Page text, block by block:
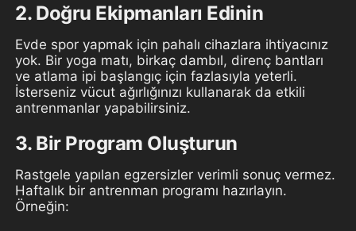
2. Doğru Ekipmanları Edinin
Evde spor yapmak için pahalı cihazlara ihtiyacınız
yok. Bir yoga matı, birkaç dambıl, direnç bantları
ve atlama ipi başlangıç için fazlasıyla yeterli.
İsterseniz vücut ağırlığınızı kullanarak da etkili
antrenmanlar yapabilirsiniz.
3. Bir Program Oluşturun
Rastgele yapılan egzersizler verimli sonuç vermez.
Haftalık bir antrenman programı hazırlayın.
Örneğin: